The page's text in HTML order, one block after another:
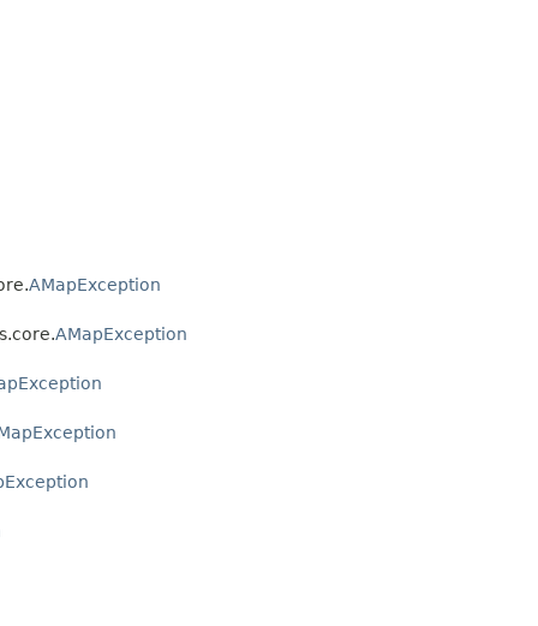
AMapException
AMapException